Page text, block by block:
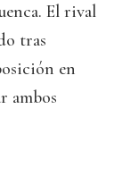
El rival
tras
en
ambos